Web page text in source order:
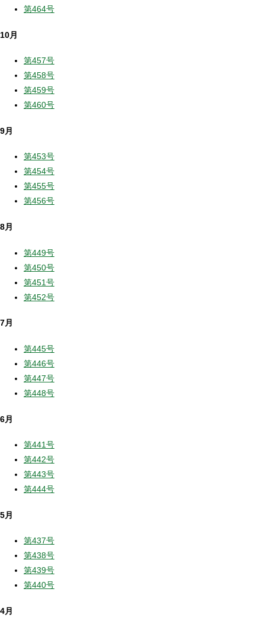
第464号
10月
第457号
第458号
第459号
第460号
9月
第453号
第454号
第455号
第456号
8月
第449号
第450号
第451号
第452号
7月
第445号
第446号
第447号
第448号
6月
第441号
第442号
第443号
第444号
5月
第437号
第438号
第439号
第440号
4月